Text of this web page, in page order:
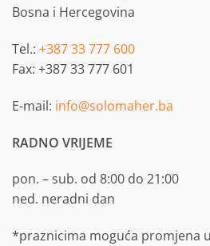
Bosna i Hercegovina
Tel.: +387 33 777 600
Fax: +387 33 777 601
E-mail: info@solomaher.ba
RADNO VRIJEME
pon. – sub. od 8:00 do 21:00
ned. neradni dan
*praznicima moguća promjena